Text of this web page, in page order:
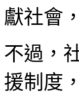
獻社會
不過，
援制度